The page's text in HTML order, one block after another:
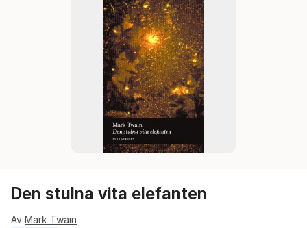
Den stulna vita elefanten
Av Mark Twain